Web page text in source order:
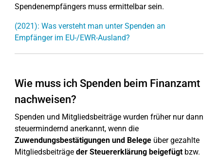
Spendenempfängers muss ermittelbar sein.
(2021): Was versteht man unter Spenden an
Empfänger im EU-/EWR-Ausland?
Wie muss ich Spenden beim Finanzamt
nachweisen?
Spenden und Mitgliedsbeiträge wurden früher nur dann
steuermindernd anerkannt, wenn die
Zuwendungsbestätigungen und Belege über gezahlte
Mitgliedsbeiträge der Steuererklärung beigefügtbzw.